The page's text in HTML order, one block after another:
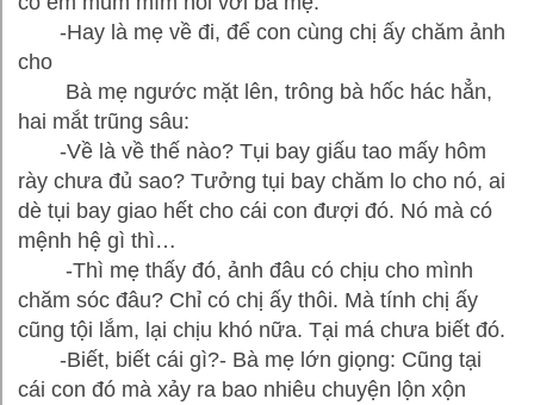
-Hay là mẹ về đi, để con cùng chị ấy chăm ảnh
cho
Bà mẹ ngước mặt lên, trông bà hốc hác hẳn,
hai mắt trũng sâu:
-Về là về thế nào? Tụi bay giấu tao mấy hôm
rày chưa đủ sao? Tưởng tụi bay chăm lo cho nó, ai
dè tụi bay giao hết cho cái con đượi đó. Nó mà có
mệnh hệ gì thì…
-Thì mẹ thấy đó, ảnh đâu có chịu cho mình
chăm sóc đâu? Chỉ có chị ấy thôi. Mà tính chị ấy
cũng tội lắm, lại chịu khó nữa. Tại má chưa biết đó.
-Biết, biết cái gì?- Bà mẹ lớn giọng: Cũng tại
cái con đó mà xảy ra bao nhiêu chuyện lộn xộn